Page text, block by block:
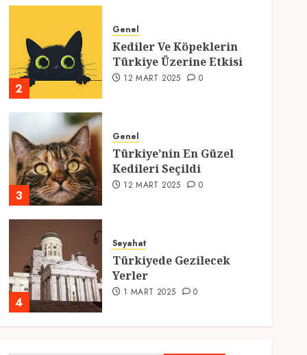
2
Genel
Kediler Ve Köpeklerin
Türkiye Üzerine Etkisi
12 MART 2025 0
3
Genel
Türkiye’nin En Güzel
Kedileri Seçildi
12 MART 2025 0
4
Seyahat
Türkiyede Gezilecek
Yerler
1 MART 2025 0